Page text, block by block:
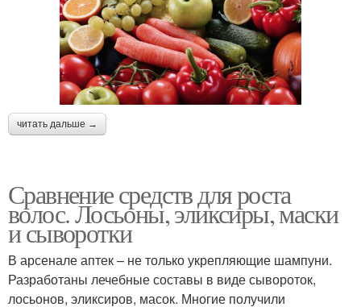
читать дальше →
Сравнение средств для роста
волос. Лосьоны, эликсиры, маски
и сыворотки
В арсенале аптек – не только укрепляющие шампуни.
Разработаны лечебные составы в виде сывороток,
лосьонов, эликсиров, масок. Многие получили